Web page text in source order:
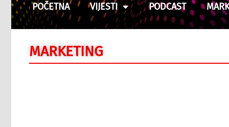
POČETNA VIJESTI PODCAST
MARKETING